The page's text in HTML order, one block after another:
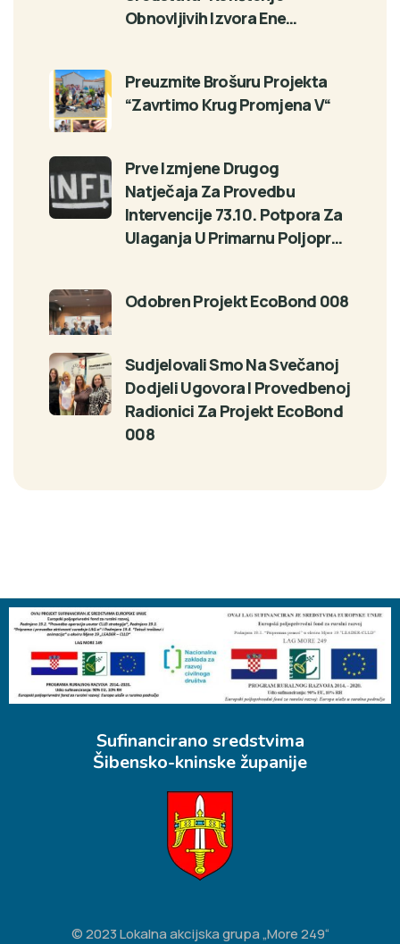
Obnovljivih Izvora Ene…
Preuzmite Brošuru Projekta
“Zavrtimo Krug Promjena V“
Prve Izmjene Drugog
Natječaja Za Provedbu
Intervencije 73.10. Potpora Za
Ulaganja U Primarnu Poljopr…
Odobren Projekt EcoBond 008
Sudjelovali Smo Na Svečanoj
Dodjeli Ugovora I Provedbenoj
Radionici Za Projekt EcoBond
008
Sufinancirano sredstvima
Šibensko-kninske županije
© 2023 Lokalna akcijska grupa „More 249“